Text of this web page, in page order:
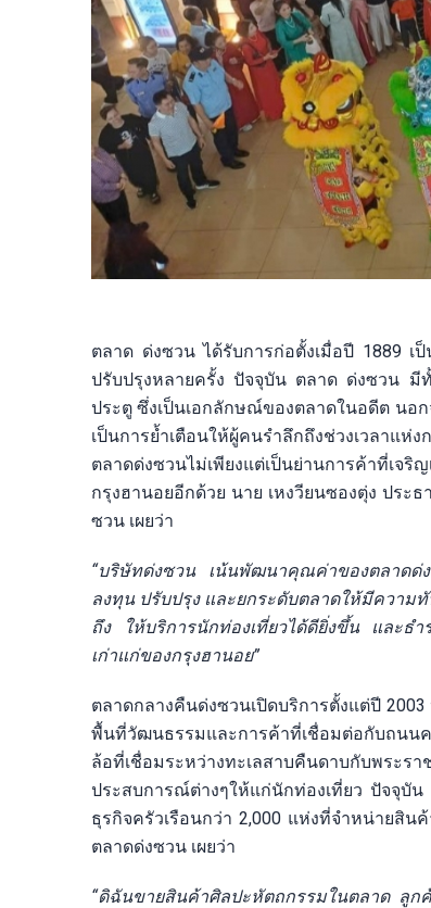
ตลาด ด่งซวน ได้รับการก่อตั้งเมื่อปี 1889
ปรับปรุงหลายครั้ง ปัจจุบัน ตลาด ด่งซวน มี
ประตู ซึ่งเป็นเอกลักษณ์ของตลาดในอดีต นอ
เป็นการย้ำเตือนให้ผู้คนรำลึกถึงช่วงเวลาแ
ตลาดด่งซวนไม่เพียงแต่เป็นย่านการค้าที่เจ
กรุงฮานอยอีกด้วย นาย เหงวียนซองตุ่ง ปร
ซวน เผยว่า
“บริษัทด่งซวน เน้นพัฒนาคุณค่าของตลาดด่
ลงทุน ปรับปรุง และยกระดับตลาดให้มีความ
ถึง ให้บริการนักท่องเที่ยวได้ดียิ่งขึ้น และธ
เก่าแก่ของกรุงฮานอย”
ตลาดกลางคืนด่งซวนเปิดบริการตั้งแต่ปี
พื้นที่วัฒนธรรมและการค้าที่เชื่อมต่อกับถนน
ล้อที่เชื่อมระหว่างทะเลสาบคืนดาบกับพระ
ประสบการณ์ต่างๆให้แก่นักท่องเที่ยว ปัจจุบั
ธุรกิจครัวเรือนกว่า 2,000 แห่งที่จำหน่ายสิ
ตลาดด่งซวน เผยว่า
“ดิฉันขายสินค้าศิลปะหัตถกรรมในตลาด ลูก